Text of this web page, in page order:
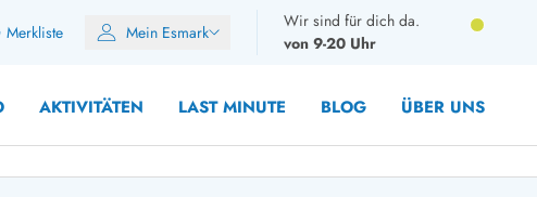
Merkliste Mein Esmark
Wir sind für dich da.
von 9-20 Uhr
AKTIVITÄTEN LAST MINUTE BLOG ÜBER UNS